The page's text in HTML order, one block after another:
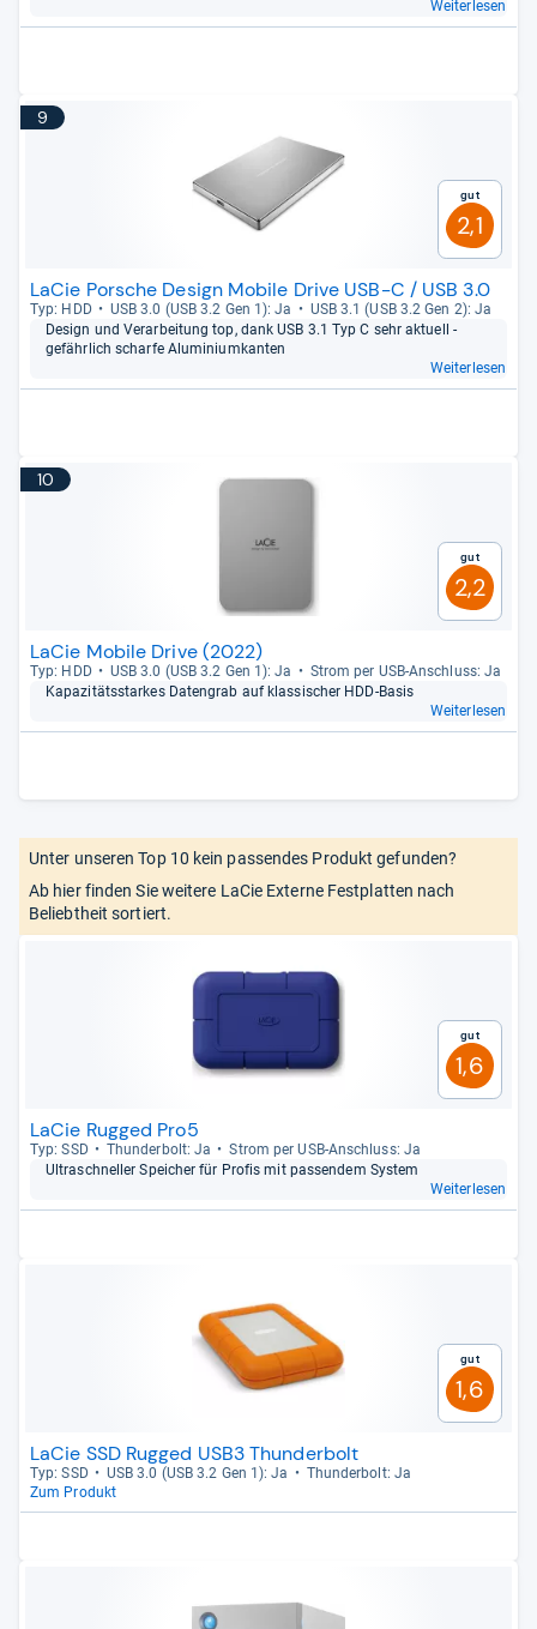
Weiterlesen
9
Gut
2,1
LaCie Porsche Design Mobile Drive USB-C / USB 3.0
Typ: HDD USB 3.0 (USB 3.2 Gen 1): Ja
USB 3.1 (USB 3.2 Gen 2): Ja
Design und Ver­ar­bei­tung top, dank USB 3.1 Typ C sehr aktu­ell -​
gefähr­lich scharfe Alu­mi­ni­um­kan­ten
Weiterlesen
10
Gut
2,2
LaCie Mobile Drive (2022)
Typ: HDD USB 3.0 (USB 3.2 Gen 1): Ja
Strom per USB-​Anschluss: Ja
Kapa­zi­täts­star­kes Daten­grab auf klas­si­scher HDD-​Basis
Weiterlesen
Unter unseren Top 10 kein passendes Produkt gefunden?
Ab hier finden Sie weitere LaCie Externe Festplatten nach
Beliebtheit sortiert.
Gut
1,6
LaCie Rugged Pro5
Typ: SSD Thun­der­bolt: Ja
Strom per USB-​Anschluss: Ja
Ultraschnel­ler Spei­cher für Pro­fis mit pas­sen­dem Sys­tem
Weiterlesen
Gut
1,6
LaCie SSD Rugged USB3 Thunderbolt
Typ: SSD USB 3.0 (USB 3.2 Gen 1): Ja
Thun­der­bolt: Ja
Zum Produkt